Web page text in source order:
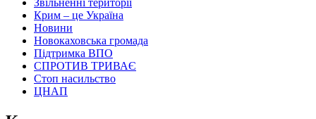
Звільненні території
Крим – це Україна
Новини
Новокаховська громада
Підтримка ВПО
СПРОТИВ ТРИВАЄ
Стоп насильство
ЦНАП